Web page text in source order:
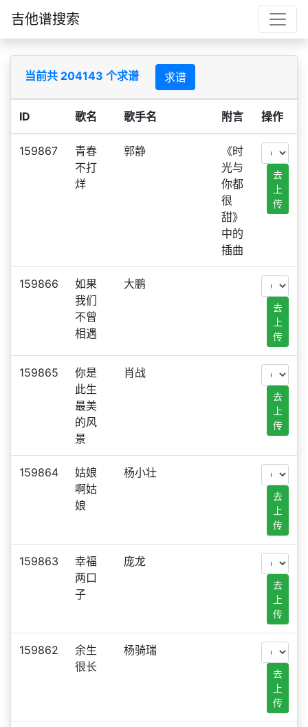
吉他谱搜索
当前共 204143 个求谱 求谱
ID 歌名 歌手名 附言 操作
159867
青春
不打
烊
郭静
《时
光与
你都
很
甜》
中的
插曲
去
上
传
159866
如果
我们
不曾
相遇
大鹏
去
上
传
159865
你是
此生
最美
的风
景
肖战
去
上
传
159864
姑娘
啊姑
娘
杨小壮
去
上
传
159863
幸福
两口
子
庞龙
去
上
传
159862
余生
很长
杨骑瑞
去
上
传